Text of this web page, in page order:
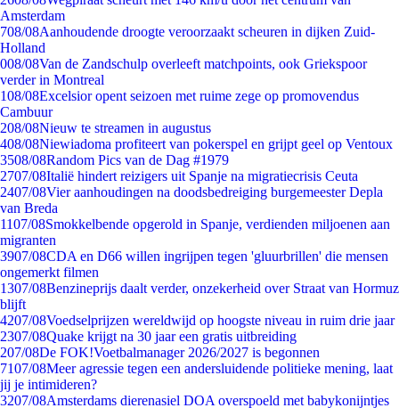
Amsterdam
708/08Aanhoudende droogte veroorzaakt scheuren in dijken Zuid-
Holland
008/08Van de Zandschulp overleeft matchpoints, ook Griekspoor
verder in Montreal
108/08Excelsior opent seizoen met ruime zege op promovendus
Cambuur
208/08Nieuw te streamen in augustus
408/08Niewiadoma profiteert van pokerspel en grijpt geel op Ventoux
3508/08Random Pics van de Dag #1979
2707/08Italië hindert reizigers uit Spanje na migratiecrisis Ceuta
2407/08Vier aanhoudingen na doodsbedreiging burgemeester Depla
van Breda
1107/08Smokkelbende opgerold in Spanje, verdienden miljoenen aan
migranten
3907/08CDA en D66 willen ingrijpen tegen 'gluurbrillen' die mensen
ongemerkt filmen
1307/08Benzineprijs daalt verder, onzekerheid over Straat van Hormuz
blijft
4207/08Voedselprijzen wereldwijd op hoogste niveau in ruim drie jaar
2307/08Quake krijgt na 30 jaar een gratis uitbreiding
207/08De FOK!Voetbalmanager 2026/2027 is begonnen
7107/08Meer agressie tegen een andersluidende politieke mening, laat
jij je intimideren?
3207/08Amsterdams dierenasiel DOA overspoeld met babykonijntjes